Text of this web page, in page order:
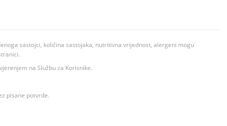
sastojci, količina sastojaka, nutritivna vrijednost, alergeni mogu
na Službu za Korisnike.
pisane potvrde.